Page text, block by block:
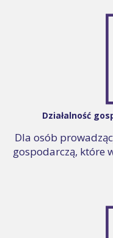
Działalność
Dla osób
gospodarczą, które